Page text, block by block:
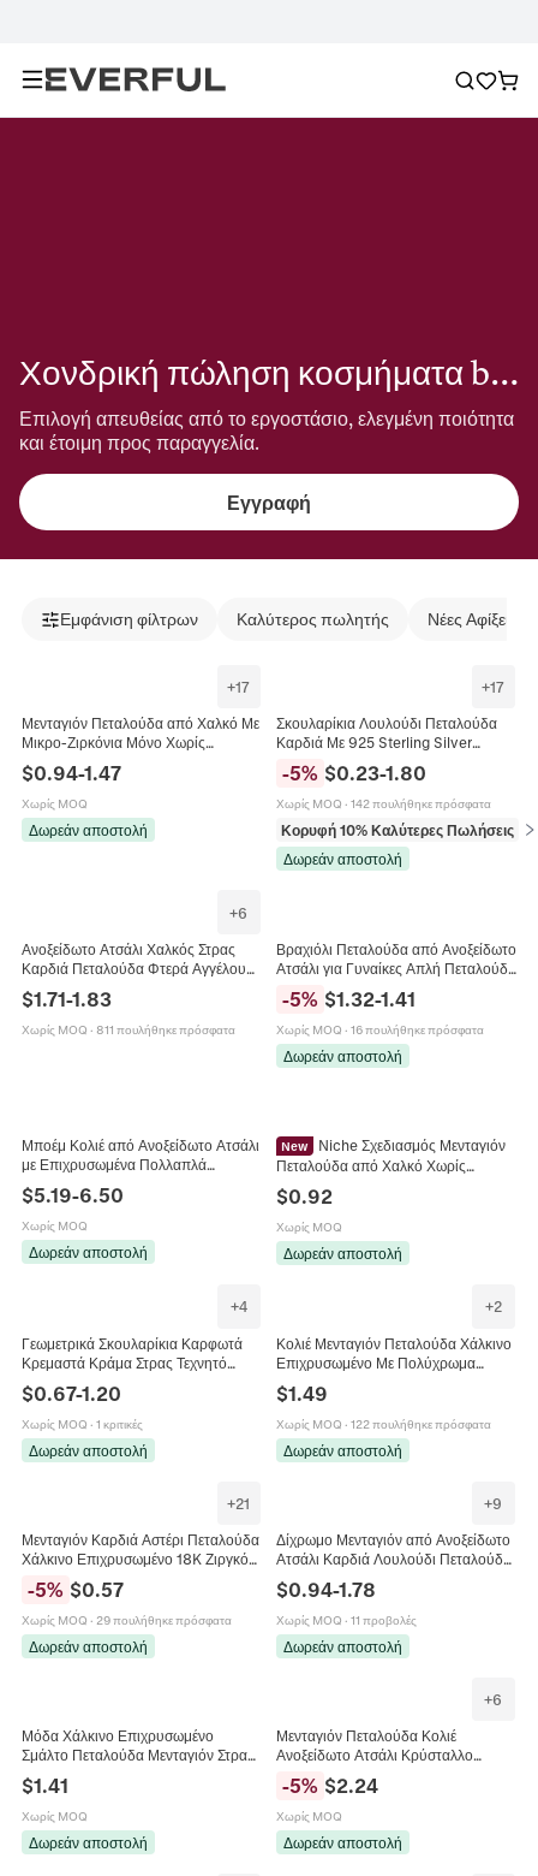
Χονδρική πώληση κοσμήματα butterfly group
Επιλογή απευθείας από το εργοστάσιο, ελεγμένη ποιότητα
και έτοιμη προς παραγγελία.
Εγγραφή
Εμφάνιση φίλτρων Καλύτερος πωλητής Νέες Αφίξεις
+17
Μενταγιόν Πεταλούδα από Χαλκό Με
Μικρο-Ζιρκόνια Μόνο Χωρίς
Αλυσίδα Επίχρυσο Μέλισσα Αστέρι
DIY Κοσμήματα Κολιέ
$0.94-1.47
Χωρίς MOQ
Δωρεάν αποστολή
+17
Σκουλαρίκια Λουλούδι Πεταλούδα
Καρδιά Με 925 Sterling Silver
Earring Post Κράμα Τεχνητό
Μαργαριτάρι Στρας Κοσμήματα Για
Γυναίκες
-5% $0.23-1.80
Χωρίς MOQ · 142 πουλήθηκε πρόσφατα
Κορυφή 10% Καλύτερες Πωλήσεις
Δωρεάν αποστολή
+6
Ανοξείδωτο Ατσάλι Χαλκός Στρας
Καρδιά Πεταλούδα Φτερά Αγγέλου
Μενταγιόν Κολιέ για Γυναίκες
Ρυθμιζόμενη Αλυσίδα Κοσμήματα
$1.71-1.83
Χωρίς MOQ · 811 πουλήθηκε πρόσφατα
Βραχιόλι Πεταλούδα από Ανοξείδωτο
Ατσάλι για Γυναίκες Απλή Πεταλούδα
με Ένθετο Ζιρκόνια Κόσμημα
Αλυσίδας Χεριού Ρυθμιζόμενο
Χρυσό Ροζ Χρυσό Ασημί
-5% $1.32-1.41
Χωρίς MOQ · 16 πουλήθηκε πρόσφατα
Δωρεάν αποστολή
Μποέμ Κολιέ από Ανοξείδωτο Ατσάλι
με Επιχρυσωμένα Πολλαπλά
Μενταγιόν για Γυναίκες Ήλιος
Φεγγάρι Πεταλούδα Καρδιά με Στρας
και Τεχνητό Μαργαριτάρι
$5.19-6.50
Χωρίς MOQ
Δωρεάν αποστολή
New
Niche Σχεδιασμός Μενταγιόν
Πεταλούδα από Χαλκό Χωρίς
Αλυσίδα Με Μάτι Μπλε Κέντρο
Πολύχρωμα Στρας Κόσμημα
Αξεσουάρ
$0.92
Χωρίς MOQ
Δωρεάν αποστολή
+4
Γεωμετρικά Σκουλαρίκια Καρφωτά
Κρεμαστά Κράμα Στρας Τεχνητό
Πεταλούδα Αστέρι Κουνέλι Με
Ασημένια Βελόνα
$0.67-1.20
Χωρίς MOQ · 1 κριτικές
Δωρεάν αποστολή
+2
Κολιέ Μενταγιόν Πεταλούδα Χάλκινο
Επιχρυσωμένο Με Πολύχρωμα
Πολυτελή Κοσμήματα Μόδας Για
Γυναίκες
$1.49
Χωρίς MOQ · 122 πουλήθηκε πρόσφατα
Δωρεάν αποστολή
+21
Μενταγιόν Καρδιά Αστέρι Πεταλούδα
Χάλκινο Επιχρυσωμένο 18K Ζιργκόν
Για DIY Κατασκευή Κοσμημάτων
Μόδα Mom Mama
-5% $0.57
Χωρίς MOQ · 29 πουλήθηκε πρόσφατα
Δωρεάν αποστολή
+9
Δίχρωμο Μενταγιόν από Ανοξείδωτο
Ατσάλι Καρδιά Λουλούδι Πεταλούδα
Φίδι για Γυναίκες DIY Αξεσουάρ
Κατασκευής Κοσμημάτων
$0.94-1.78
Χωρίς MOQ · 11 προβολές
Δωρεάν αποστολή
Μόδα Χάλκινο Επιχρυσωμένο
Σμάλτο Πεταλούδα Μενταγιόν Στρας
Μικροένθετο DIY Αξεσουάρ
Κοσμημάτων Για Γυναίκες
$1.41
Χωρίς MOQ
Δωρεάν αποστολή
+6
Μενταγιόν Πεταλούδα Κολιέ
Ανοξείδωτο Ατσάλι Κρύσταλλο
Ζιργκόν Κομψό Κόσμημα Δώρο Για
Γυναίκες Κορίτσια
-5% $2.24
Χωρίς MOQ
Δωρεάν αποστολή